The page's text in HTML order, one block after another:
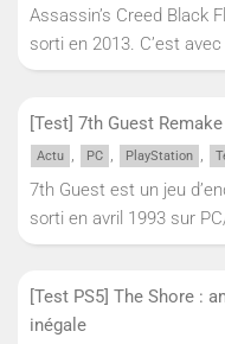
Assassin’s Creed Black
sorti en 2013. C’est avec
[Test] 7th Guest
Actu , PC , PlayStation ,
7th Guest est un jeu
sorti en avril 1993 sur
[Test PS5] The Shore :
inégale